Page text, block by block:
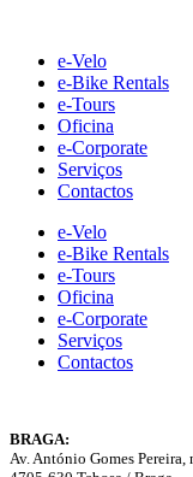
contente-Velo
e-Bike Rentals
e-Tours
Oficina
e-Corporate
Serviços
Contactos
e-Velo
e-Bike Rentals
e-Tours
Oficina
e-Corporate
Serviços
Contactos
BRAGA:
Av. António Gomes Pereira,